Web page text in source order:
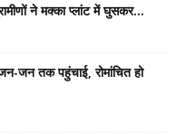
ने मक्का प्लांट में घुसकर...
जन तक पहुंचाई, रोमांचित हो